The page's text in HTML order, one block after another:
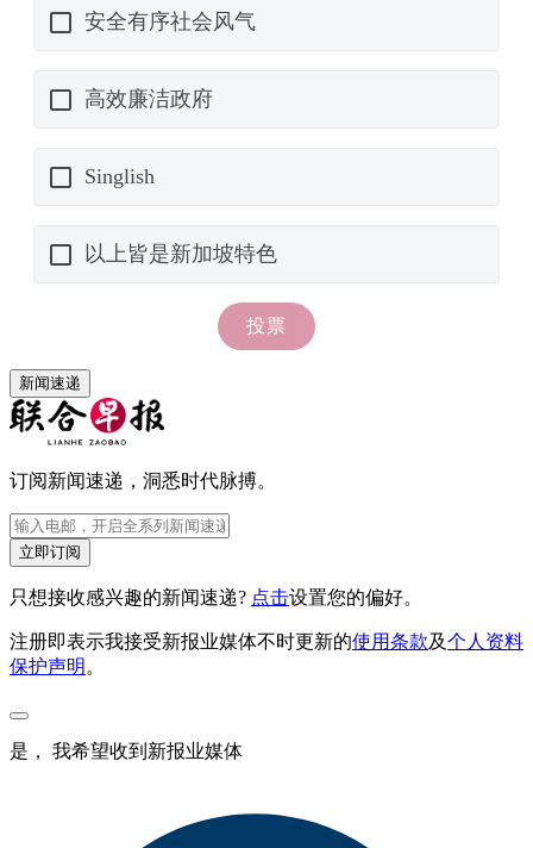
新闻速递
订阅新闻速递，洞悉时代脉搏。
立即订阅
只想接收感兴趣的新闻速递? 点击设置您的偏好。
注册即表示我接受新报业媒体不时更新的使用条款及个人资料
保护声明 。
是， 我希望收到新报业媒体